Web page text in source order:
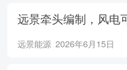
远景牵头编制，风电
远景能源 2026年6月15日